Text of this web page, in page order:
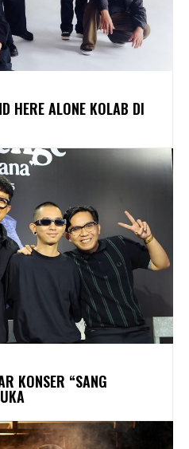
HERE ALONE KOLAB DI
KONSER “SANG